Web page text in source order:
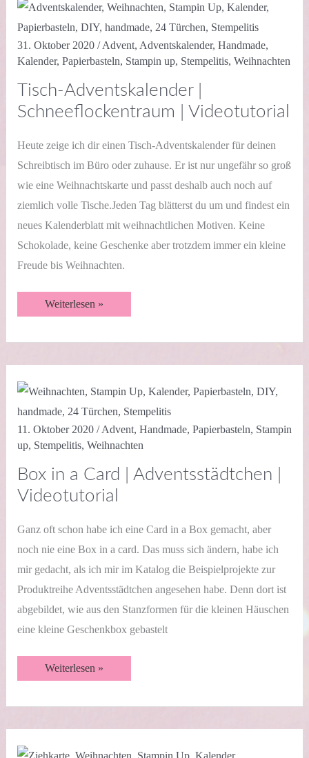
31. Oktober 2020 /Advent, Adventskalender, Handmade,
Kalender, Papierbasteln, Stampin up, Stempelitis, Weihnachten
Tisch-Adventskalender |
Schneeflockentraum | Videotutorial
Heute zeige ich dir einen Tisch-Adventskalender für deinen
Schreibtisch im Büro oder zuhause. Er ist nur ungefähr so groß
wie eine Weihnachtskarte und passt deshalb auch noch auf
ziemlich volle Tische.Jeden Tag blätterst du um und findest ein
neues Kalenderblatt mit weihnachtlichen Motiven. Keine
Schokolade, keine Geschenke aber trotzdem immer ein kleine
Freude bis Weihnachten.
Tisch-
Adventskalender
Weiterlesen »
11. Oktober 2020 /Advent, Handmade, Papierbasteln, Stampin
up, Stempelitis, Weihnachten
Box in a Card | Adventsstädtchen |
Videotutorial
Ganz oft schon habe ich eine Card in a Box gemacht, aber
noch nie eine Box in a card. Das muss sich ändern, habe ich
mir gedacht, als ich mir im Katalog die Beispielprojekte zur
Produktreihe Adventsstädtchen angesehen habe. Denn dort ist
abgebildet, wie aus den Stanzformen für die kleinen Häuschen
eine kleine Geschenkbox gebastelt
Box
in
Weiterlesen »